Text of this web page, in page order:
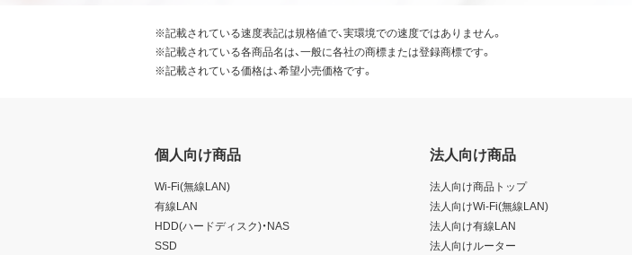
※記載されている速度表記は規格値で、実環境での速度ではありません。
※記載されている各商品名は、一般に各社の商標または登録商標です。
※記載されている価格は、希望小売価格です。
個人向け商品
Wi-Fi(無線LAN)
有線LAN
HDD(ハードディスク)・NAS
SSD
法人向け商品
法人向け商品トップ
法人向けWi-Fi(無線LAN)
法人向け有線LAN
法人向けルーター